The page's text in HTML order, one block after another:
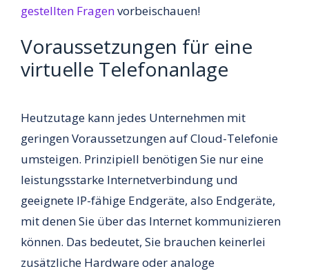
gestellten Fragenvorbeischauen!
Voraussetzungen für eine
virtuelle Telefonanlage
Heutzutage kann jedes Unternehmen mit
geringen Voraussetzungen auf Cloud-Telefonie
umsteigen. Prinzipiell benötigen Sie nur eine
leistungsstarke Internetverbindung und
geeignete IP-fähige Endgeräte, also Endgeräte,
mit denen Sie über das Internet kommunizieren
können. Das bedeutet, Sie brauchen keinerlei
zusätzliche Hardware oder analoge